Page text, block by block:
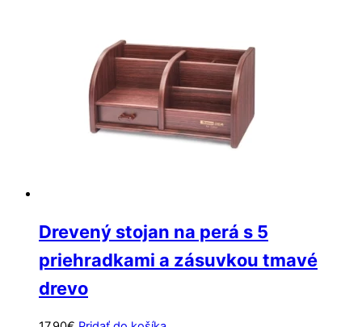
Drevený stojan na perá s 5
priehradkami a zásuvkou tmavé
drevo